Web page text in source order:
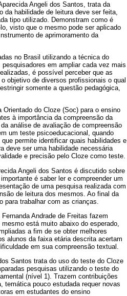
Angeli dos Santos, trata da
da habilidade de leitura deve ser feita,
tipo utilizado. Demonstram como é
visto que o mesmo pode ser aplicado
de aprimoramento da
no Brasil utilizando a técnica do
em ampliar cada vez mais
é possível perceber que as
objetivo de diversos profissionais o qual
somente a questão pedagógica,
do Cloze (Soc) para o ensino
à importância da compreensão da
análise de avaliação de compreensão
um teste psicoeducacional, quando
permite identificar quais habilidades e
deve ser uma habilidade necessária
e precisão pelo Cloze como teste.
Angeli dos Santos é discutido sobre
é saber ler e compreender um
de uma pesquisa realizada com
de leitura dos mesmos. Ao final da
trabalhar com as crianças.
Andrade de Freitas fazem
está muito abaixo do esperado,
a fim de se obter melhores
alunos da faixa etária descrita acertam
em sua compreensão textual.
Santos trata do uso do teste do Cloze
pesquisas utilizando o teste do
(nível 1). Trazem contribuições
temática pouco estudada requer novas
em estudantes do ensino